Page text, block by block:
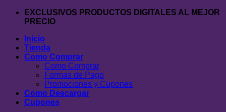
Saltar
EXCLUSIVOS PRODUCTOS DIGITALES AL MEJOR
PRECIO
Inicio
Tienda
Como Comprar
Como Comprar
Formas de Pago
Promociones y Cupones
Como Descargar
Cupones